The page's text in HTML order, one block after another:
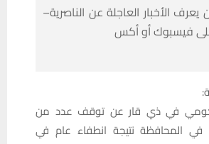
الأخبار العاجلة عن الناصرية–
على فيسبوك أو أكس
في ذي قار عن توقف عدد من
في المحافظة نتيجة انطفاء عام في